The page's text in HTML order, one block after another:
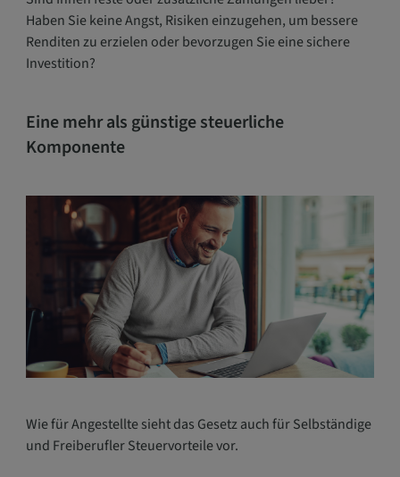
Haben Sie keine Angst, Risiken einzugehen, um bessere
Renditen zu erzielen oder bevorzugen Sie eine sichere
Investition?
Eine mehr als günstige steuerliche
Komponente
Wie für Angestellte sieht das Gesetz auch für Selbständige
und Freiberufler Steuervorteile vor.